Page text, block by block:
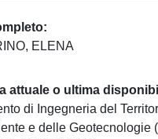
ELENA
attuale o ultima
di Ingegneria del
e delle Geotecnologie